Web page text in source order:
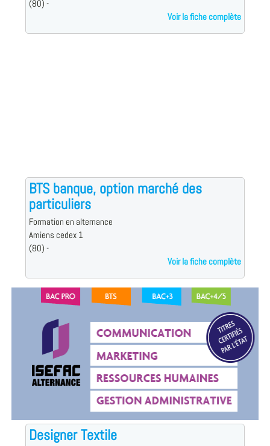
(80) -
Voir la fiche complète
BTS banque, option marché des
particuliers
Formation en alternance
Amiens cedex 1
(80) -
Voir la fiche complète
Designer Textile